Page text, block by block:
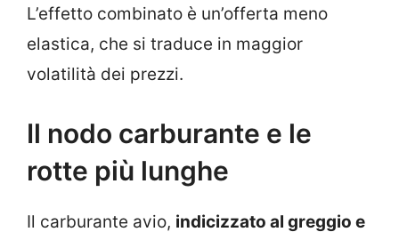
L’effetto combinato è un’offerta meno
elastica, che si traduce in maggior
volatilità dei prezzi.
Il nodo carburante e le
rotte più lunghe
Il carburante avio, indicizzato al greggio e